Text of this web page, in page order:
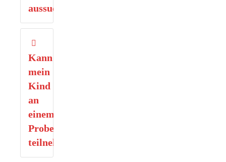
aussuchen?
Kann
mein
Kind
an
einem
Probetraining
teilnehmen?